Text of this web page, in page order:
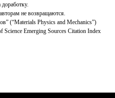
не возвращаются.
(“Materials Physics and Mechanics”)
Science Emerging Sources Citation Index